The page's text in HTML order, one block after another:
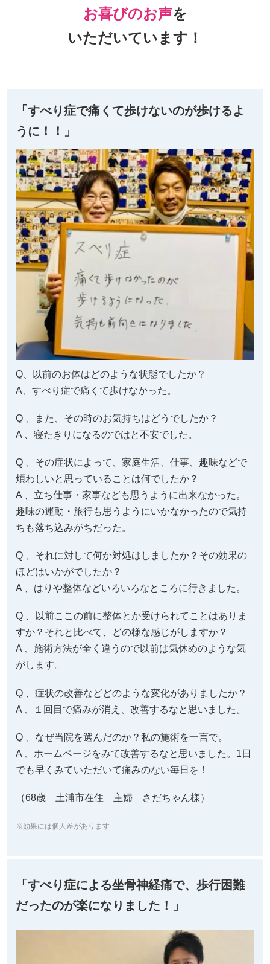
お喜びのお声を
いただいています！
「すべり症で痛くて歩けないのが歩けるよ
うに！！」
Q、以前のお体はどのような状態でしたか？
A、すべり症で痛くて歩けなかった。
Q 、また、その時のお気持ちはどうでしたか？
A 、寝たきりになるのではと不安でした。
Q 、その症状によって、家庭生活、仕事、趣味などで
煩わしいと思っていることは何でしたか？
A 、立ち仕事・家事なども思うように出来なかった。
趣味の運動・旅行も思うようにいかなかったので気持
ちも落ち込みがちだった。
Q 、それに対して何か対処はしましたか？その効果の
ほどはいかがでしたか？
A 、はりや整体などいろいろなところに行きました。
Q 、以前ここの前に整体とか受けられてことはありま
すか？それと比べて、どの様な感じがしますか？
A 、施術方法が全く違うので以前は気休めのような気
がします。
Q 、症状の改善などどのような変化がありましたか？
A 、１回目で痛みが消え、改善するなと思いました。
Q 、なぜ当院を選んだのか？私の施術を一言で。
A 、ホームページをみて改善するなと思いました。1日
でも早くみていただいて痛みのない毎日を！
（68歳 土浦市在住 主婦 さだちゃん様）
※効果には個人差があります
「すべり症による坐骨神経痛で、歩行困難
だったのが楽になりました！」